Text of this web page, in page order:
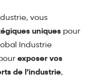
vous
uniques pour
Industrie
exposer vos
de l’industrie,